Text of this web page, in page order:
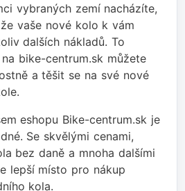
vybraných zemí nacházíte,
vaše nové kolo k vám
dalších nákladů. To
bike-centrum.sk můžete
a těšit se na své nové
eshopu Bike-centrum.sk je
Se skvělými cenami,
bez daně a mnoha dalšími
lepší místo pro nákup
kola.